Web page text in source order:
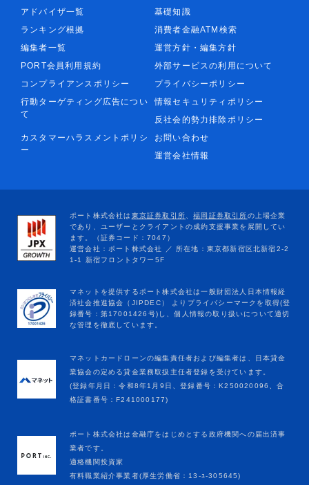
アドバイザ一覧
基礎知識
ランキング根拠
消費者金融ATM検索
編集者一覧
運営方針・編集方針
PORT会員利用規約
外部サービスの利用について
コンプライアンスポリシー
プライバシーポリシー
行動ターゲティング広告につい
て
情報セキュリティポリシー
反社会的勢力排除ポリシー
カスタマーハラスメントポリシ
ー
お問い合わせ
運営会社情報
マネットカードローンの編集責任者および編集者は、日本貸金
業協会の定める貸金業務取扱主任者登録を受けています。
(登録年月日：令和8年1月9日、登録番号：K250020096、合
格証書番号：F241000177)
ポート株式会社は金融庁をはじめとする政府機関への届出済事
業者です。
適格機関投資家
有料職業紹介事業者(厚生労働省：13-ﾕ-305645)